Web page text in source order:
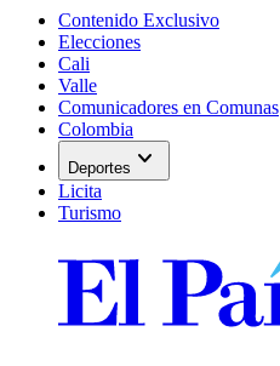
Contenido Exclusivo
Elecciones
Cali
Valle
Comunicadores en Comunas
Colombia
Deportes expand_more
Licita
Turismo